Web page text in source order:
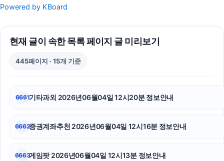
이혼전문변호사
폰테크
트립닷컴할인코드
Powered by KBoard
현재 글이 속한 목록 페이지 글 미리보기
445페이지 · 15개 기준
6661기타과외 2026년06월04일 12시20분 정보안내
6662증권계좌추천 2026년06월04일 12시16분 정보안내
6663게임팟 2026년06월04일 12시13분 정보안내